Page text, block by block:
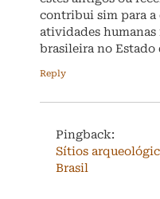
contribui sim para a
atividades
brasileira no Estado
Reply
Pingback:
Sítios
Brasil